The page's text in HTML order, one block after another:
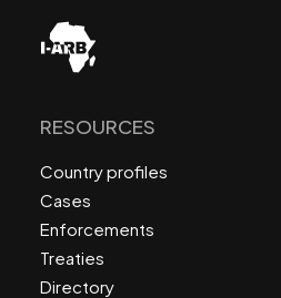
RESOURCES
Country profiles
Cases
Enforcements
Treaties
Directory